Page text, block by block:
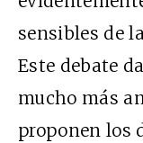
sensibles de
Este debate
mucho más
proponen los